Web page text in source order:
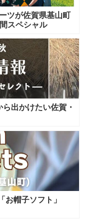
ツが佐賀県基山町
スペシャル
出かけたい佐賀・
お帽子ソフト」